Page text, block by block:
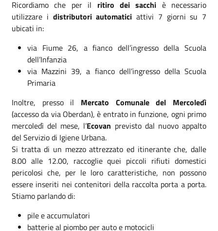
Ricordiamo che per il ritiro dei sacchi è necessario
utilizzare i distributori automatici attivi 7 giorni su 7
ubicati in:
via Fiume 26, a fianco dell’ingresso della Scuola
dell’Infanzia
via Mazzini 39, a fianco dell’ingresso della Scuola
Primaria
Inoltre, presso il Mercato Comunale del Mercoledì
(accesso da via Oberdan), è entrato in funzione, ogni primo
mercoledì del mese, l’Ecovan previsto dal nuovo appalto
del Servizio di Igiene Urbana.
Si tratta di un mezzo attrezzato ed itinerante che, dalle
8.00 alle 12.00, raccoglie quei piccoli rifiuti domestici
pericolosi che, per le loro caratteristiche, non possono
essere inseriti nei contenitori della raccolta porta a porta.
Stiamo parlando di:
pile e accumulatori
batterie al piombo per auto e motocicli